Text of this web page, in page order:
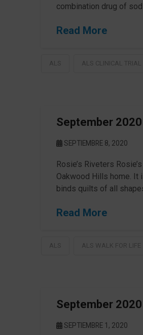
combination drug of
Read More
ALS ALS CLINICAL TRIAL
September
SEPTIEMBRE 8, 2020
Rosie’s Riveters
Oakwood Hills home. It
binds quilts of all
Read More
ALS ALS WALK FOR LIFE
September
SEPTIEMBRE 1, 2020